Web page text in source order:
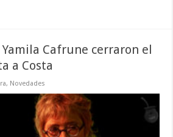
Cafrune cerraron el
a Costa
, Novedades